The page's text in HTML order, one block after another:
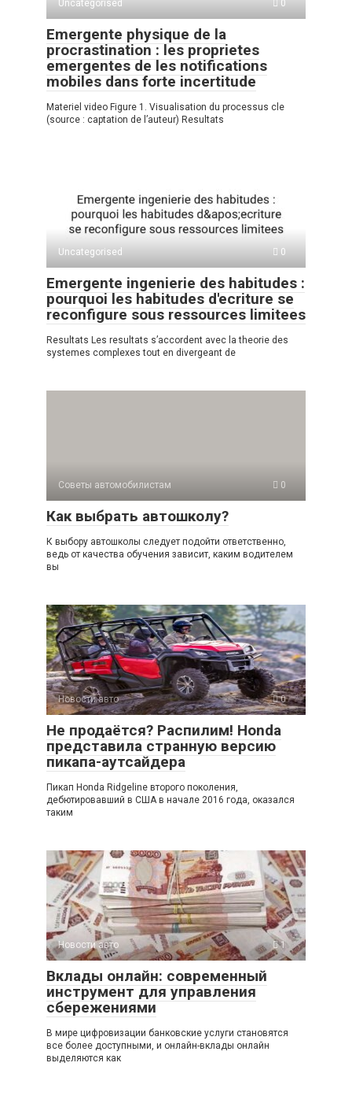
Uncategorised 0
Emergente physique de la
procrastination : les proprietes
emergentes de les notifications
mobiles dans forte incertitude
Materiel video Figure 1. Visualisation du processus cle
(source : captation de l’auteur) Resultats
Uncategorised 0
Emergente ingenierie des habitudes :
pourquoi les habitudes d'ecriture se
reconfigure sous ressources limitees
Resultats Les resultats s’accordent avec la theorie des
systemes complexes tout en divergeant de
Советы автомобилистам 0
Как выбрать автошколу?
К выбору автошколы следует подойти ответственно,
ведь от качества обучения зависит, каким водителем
вы
Новости авто 0
Не продаётся? Распилим! Honda
представила странную версию
пикапа-аутсайдера
Пикап Honda Ridgeline второго поколения,
дебютировавший в США в начале 2016 года, оказался
таким
Новости авто 1
Вклады онлайн: современный
инструмент для управления
сбережениями
В мире цифровизации банковские услуги становятся
все более доступными, и онлайн-вклады онлайн
выделяются как